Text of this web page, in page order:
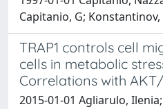
Capitanio, G; Konstantinov,
TRAP1 controls cell
cells in metabolic
Correlations with
2015-01-01 Agliarulo,